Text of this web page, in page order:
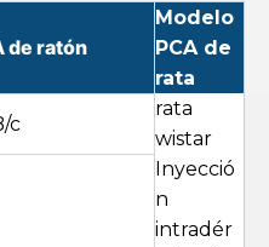
de ratón
Modelo
PCA de
rata
c
rata
wistar
Inyecció
n
intradér